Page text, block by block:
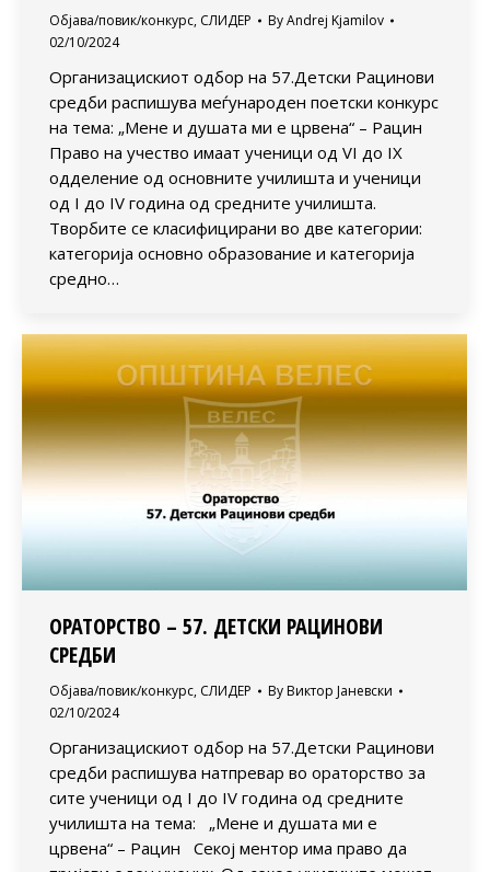
Објава/повик/конкурс, СЛИДЕР ByAndrej Kjamilov
02/10/2024
Организацискиот одбор на 57.Детски Рацинови
средби распишува меѓународен поетски конкурс
на тема: „Мене и душата ми е црвена“ – Рацин
Право на учество имаат ученици од VI до IX
одделение од oсновните училишта и ученици
од I до IV година од средните училишта.
Творбите се класифицирани во две категории:
категорија основно образование и категорија
средно…
ОРАТОРСТВО – 57. ДЕТСКИ РАЦИНОВИ
СРЕДБИ
Објава/повик/конкурс, СЛИДЕР By Виктор Јаневски
02/10/2024
Организацискиот одбор на 57.Детски Рацинови
средби распишувa натпревар во ораторство за
сите ученици од I до IV година од средните
училишта на тема: „Мене и душата ми е
црвена“ – Рацин Секој ментор има право да